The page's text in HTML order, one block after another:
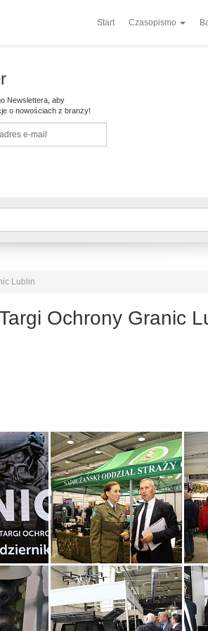
Start Czasopismo
Newslettera, aby
o nowościach z branży!
Lublin
Ochrony Granic